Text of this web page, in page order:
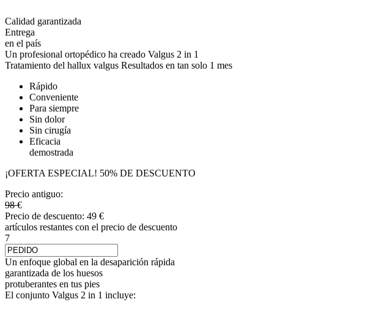
Calidad garantizada
Entrega
en el país
Un profesional ortopédico ha creado Valgus 2 in 1
Tratamiento del hallux valgus Resultados en tan solo 1 mes
Rápido
Conveniente
Para siempre
Sin dolor
Sin cirugía
Eficacia
demostrada
¡OFERTA ESPECIAL! 50% DE DESCUENTO
Precio antiguo:
98€
Precio de descuento: 49 €
artículos restantes con el precio de descuento
7
Un enfoque global en la desaparición rápida
garantizada de los huesos
protuberantes en tus pies
El conjunto Valgus 2 in 1 incluye: